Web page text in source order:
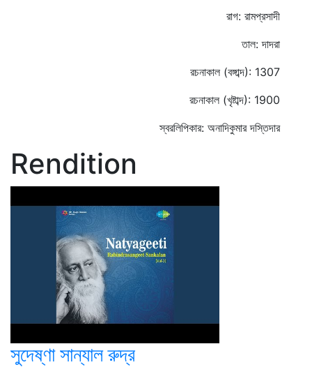
রাগ: রামপ্রসাদী
তাল: দাদরা
রচনাকাল (বঙ্গাব্দ): 1307
রচনাকাল (খৃষ্টাব্দ): 1900
স্বরলিপিকার: অনাদিকুমার দস্তিদার
Rendition
সুদেষ্ণা সান্যাল রুদ্র